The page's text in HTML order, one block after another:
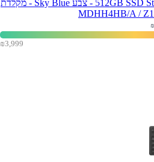
512GB SSD Storage, 16GB Unified Memory - צבע Sky Blue - מקלדת
₪3,999